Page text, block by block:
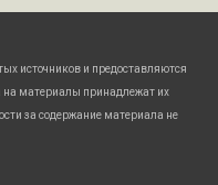
источников и предоставляются
на материалы принадлежат их
за содержание материала не